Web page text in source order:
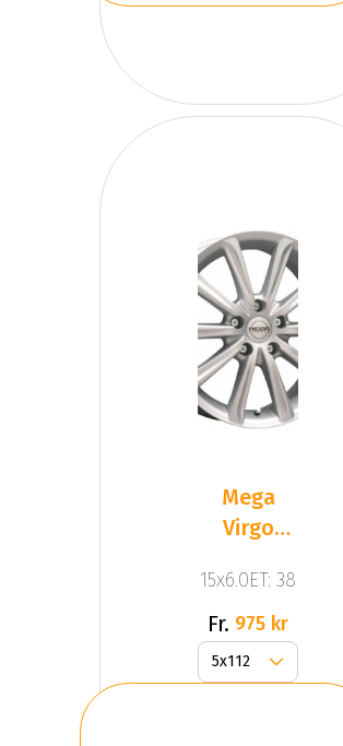
Mega
Virgo
15x6.0ET: 38
Fr. 975 kr